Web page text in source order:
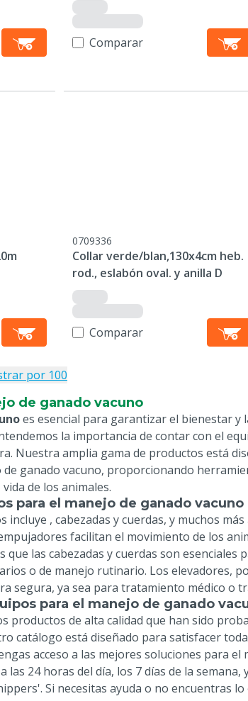
Comparar
0709336
Collar verde/blan,130x4cm heb.
rod., eslabón oval. y anilla D
Comparar
por 100
de ganado vacuno
es esencial para garantizar el bienestar y
la importancia de contar con el
Nuestra amplia gama de productos está
de ganado vacuno, proporcionando
de los animales.
para el manejo de ganado vacuno
incluye , cabezadas y cuerdas, y muchos
facilitan el movimiento de los
que las cabezadas y cuerdas son
o de manejo rutinario. Los elevadores,
segura, ya sea para tratamiento médico o
para el manejo de ganado
productos de alta calidad que han sido
catálogo está diseñado para satisfacer
acceso a las mejores soluciones para el
las 24 horas del día, los 7 días de la
Si necesitas ayuda o no encuentras